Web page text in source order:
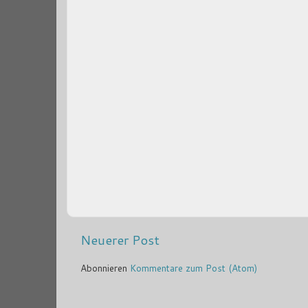
Neuerer Post
Abonnieren Kommentare zum Post (Atom)